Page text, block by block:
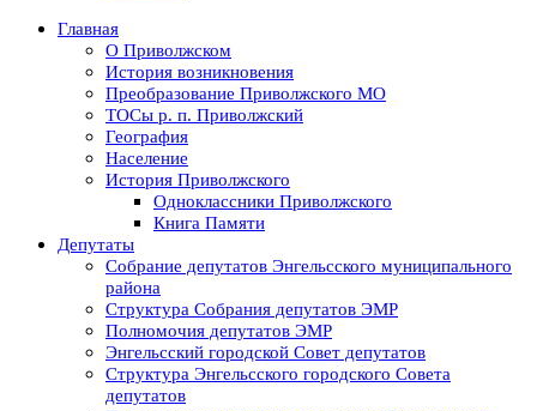
Главная
О Приволжском
История возникновения
Преобразование Приволжского МО
ТОСы р. п. Приволжский
География
Население
История Приволжского
Одноклассники Приволжского
Книга Памяти
Депутаты
Собрание депутатов Энгельсского муниципального
района
Структура Собрания депутатов ЭМР
Полномочия депутатов ЭМР
Энгельсский городской Совет депутатов
Структура Энгельсского городского Совета
депутатов